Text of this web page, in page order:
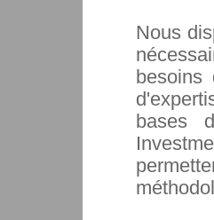
Nous
bases